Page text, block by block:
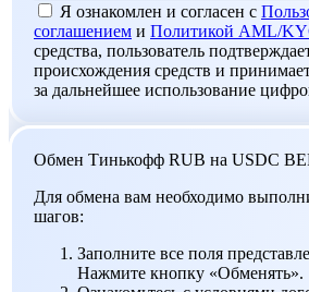
Я ознакомлен и согласен c
соглашением и Политикой AML/
средства, пользователь
происхождения средств и
за дальнейшее использование
Обмен Тинькофф RUB на USDC
Для обмена вам необходимо
шагов:
Заполните все поля
Нажмите кнопку «Обменять».